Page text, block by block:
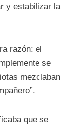
y estabilizar la
razón: el
se
mezclaban
que se